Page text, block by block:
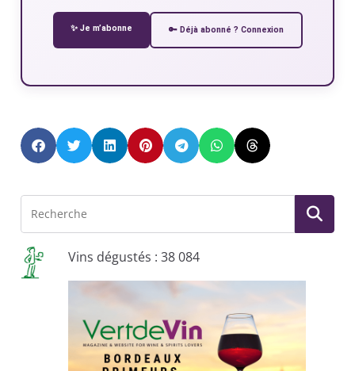
✨ Je m’abonne 🔑 Déjà abonné ? Connexion
Vins dégustés : 38 084